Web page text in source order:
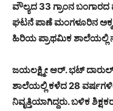
ವೌಲ್ಯದ 33 ಗ್ರಾಂನ
ಘಟನೆ ಪಾಣೆ ಮಂಗಳೂರಿನ
ಹಿರಿಯ ಪ್ರಾಥಮಿಕ ಶಾಲೆಯಲ್ಲಿ
ಜಯಲಕ್ಷ್ಮೀ ಆರ್. ಭಟ್
ಶಾಲೆಯಲ್ಲಿ ಕಳೆದ 28
ನಿವೃತ್ತಿಯಾಗಿದ್ದರು. ಬಳಿಕ